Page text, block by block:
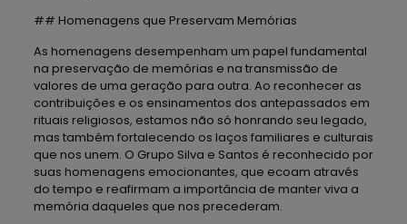
## Homenagens que Preservam Memórias
As homenagens desempenham um papel fundamental
na preservação de memórias e na transmissão de
valores de uma geração para outra. Ao reconhecer as
contribuições e os ensinamentos dos antepassados em
rituais religiosos, estamos não só honrando seu legado,
mas também fortalecendo os laços familiares e culturais
que nos unem. O Grupo Silva e Santos é reconhecido por
suas homenagens emocionantes, que ecoam através
do tempo e reafirmam a importância de manter viva a
memória daqueles que nos precederam.